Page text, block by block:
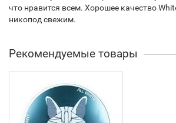
что нравится всем. Хорошее качество
никопод свежим.
Рекомендуемые товары